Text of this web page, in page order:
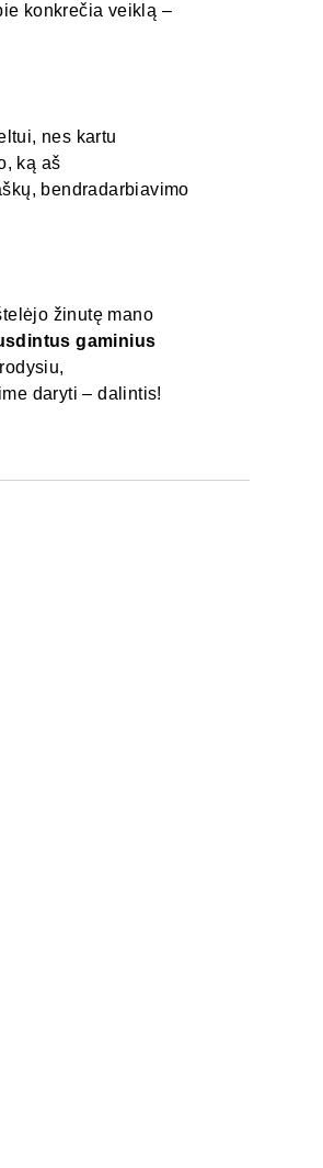
konkrečia veiklą –
nes kartu
ką aš
bendradarbiavimo
žinutę mano
gaminius
daryti – dalintis!